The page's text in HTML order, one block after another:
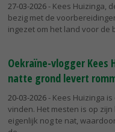
27-03-2026- Kees Huizinga,
bezig met de
ingezet om het land voor de
Oekraïne-vlogger Kees
natte grond levert
20-03-2026- Kees Huizinga
vinden. Het mesten is op
eigenlijk nog te nat,